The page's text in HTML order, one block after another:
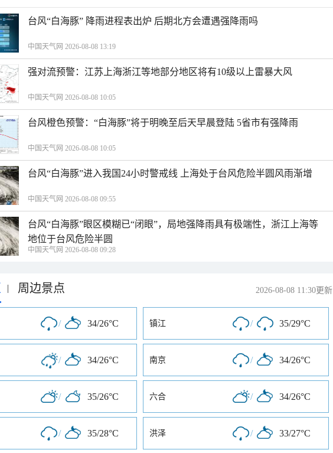
台风“白海豚” 降雨进程表出炉 后期北方会遭遇强降雨吗
中国天气网 2026-08-08 13:19
强对流预警：江苏上海浙江等地部分地区将有10级以上雷暴大风
中国天气网 2026-08-08 10:05
台风橙色预警：“白海豚”将于明晚至后天早晨登陆 5省市有强降雨
中国天气网 2026-08-08 10:05
台风“白海豚”进入我国24小时警戒线 上海处于台风危险半圆风雨渐增
中国天气网 2026-08-08 09:55
台风“白海豚”眼区模糊已“闭眼”，局地强降雨具有极端性，浙江上海等
地位于台风危险半圆
中国天气网 2026-08-08 09:28
| 周边景点 2026-08-08 11:30更新
/ 34/26°C 镇江 / 35/29°C
/ 34/26°C 南京 / 34/26°C
/ 35/26°C 六合 / 34/26°C
/ 35/28°C 洪泽 / 33/27°C